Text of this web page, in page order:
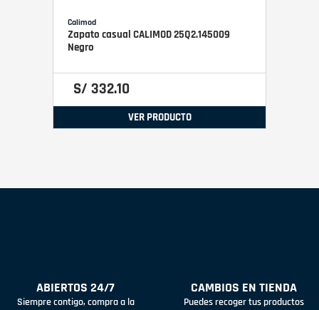
Calimod
Zapato casual CALIMOD 25Q2.145009
Negro
S/ 332.10
VER PRODUCTO
ABIERTOS 24/7
Siempre contigo, compra a la
CAMBIOS EN TIENDA
Puedes recoger tus productos